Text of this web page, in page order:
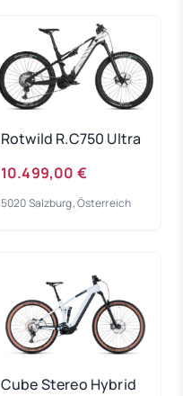
Rotwild R.C750 Ultra
10.499,00 €
5020 Salzburg, Österreich
Cube Stereo Hybrid